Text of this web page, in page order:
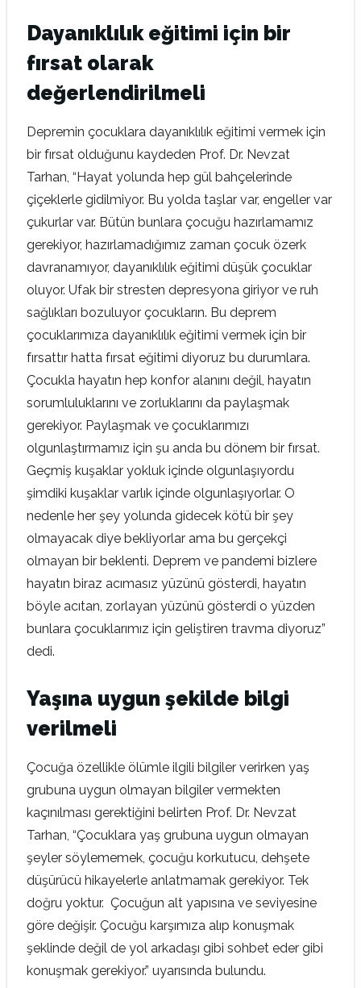
Dayanıklılık eğitimi için bir
fırsat olarak
değerlendirilmeli
Depremin çocuklara dayanıklılık eğitimi vermek için
bir fırsat olduğunu kaydeden Prof. Dr. Nevzat
Tarhan, “Hayat yolunda hep gül bahçelerinde
çiçeklerle gidilmiyor. Bu yolda taşlar var, engeller var
çukurlar var. Bütün bunlara çocuğu hazırlamamız
gerekiyor, hazırlamadığımız zaman çocuk özerk
davranamıyor, dayanıklılık eğitimi düşük çocuklar
oluyor. Ufak bir stresten depresyona giriyor ve ruh
sağlıkları bozuluyor çocukların. Bu deprem
çocuklarımıza dayanıklılık eğitimi vermek için bir
fırsattır hatta fırsat eğitimi diyoruz bu durumlara.
Çocukla hayatın hep konfor alanını değil, hayatın
sorumluluklarını ve zorluklarını da paylaşmak
gerekiyor. Paylaşmak ve çocuklarımızı
olgunlaştırmamız için şu anda bu dönem bir fırsat.
Geçmiş kuşaklar yokluk içinde olgunlaşıyordu
şimdiki kuşaklar varlık içinde olgunlaşıyorlar. O
nedenle her şey yolunda gidecek kötü bir şey
olmayacak diye bekliyorlar ama bu gerçekçi
olmayan bir beklenti. Deprem ve pandemi bizlere
hayatın biraz acımasız yüzünü gösterdi, hayatın
böyle acıtan, zorlayan yüzünü gösterdi o yüzden
bunlara çocuklarımız için geliştiren travma diyoruz”
dedi.
Yaşına uygun şekilde bilgi
verilmeli
Çocuğa özellikle ölümle ilgili bilgiler verirken yaş
grubuna uygun olmayan bilgiler vermekten
kaçınılması gerektiğini belirten Prof. Dr. Nevzat
Tarhan, “Çocuklara yaş grubuna uygun olmayan
şeyler söylememek, çocuğu korkutucu, dehşete
düşürücü hikayelerle anlatmamak gerekiyor. Tek
doğru yoktur. Çocuğun alt yapısına ve seviyesine
göre değişir. Çocuğu karşımıza alıp konuşmak
şeklinde değil de yol arkadaşı gibi sohbet eder gibi
konuşmak gerekiyor.” uyarısında bulundu.